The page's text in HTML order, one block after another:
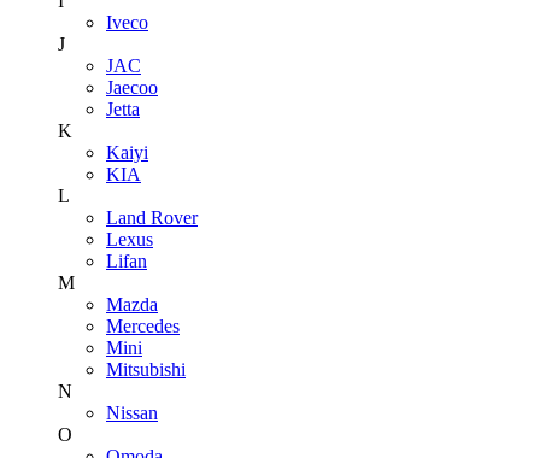
Iveco
J
JAC
Jaecoo
Jetta
K
Kaiyi
KIA
L
Land Rover
Lexus
Lifan
M
Mazda
Mercedes
Mini
Mitsubishi
N
Nissan
O